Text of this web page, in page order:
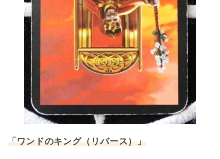
「ワンドのキング（リバース）」